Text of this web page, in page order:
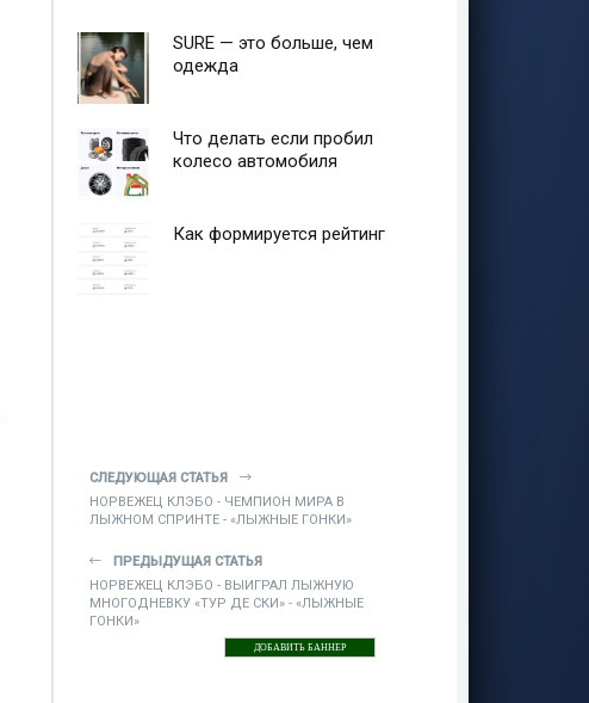
SURE — это больше, чем
одежда
Что делать если пробил
колесо автомобиля
Как формируется рейтинг
СЛЕДУЮЩАЯ СТАТЬЯ
НОРВЕЖЕЦ КЛЭБО - ЧЕМПИОН МИРА В
ЛЫЖНОМ СПРИНТЕ - «ЛЫЖНЫЕ ГОНКИ»
ПРЕДЫДУЩАЯ СТАТЬЯ
НОРВЕЖЕЦ КЛЭБО - ВЫИГРАЛ ЛЫЖНУЮ
МНОГОДНЕВКУ «ТУР ДЕ СКИ» - «ЛЫЖНЫЕ
ГОНКИ»
ДОБАВИТЬ БАННЕР